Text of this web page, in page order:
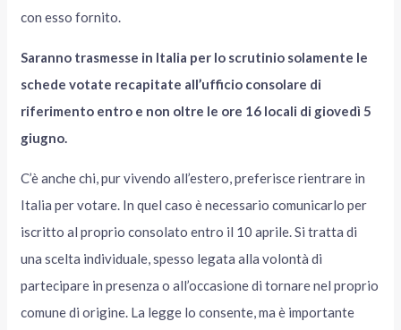
con esso fornito.
Saranno trasmesse in Italia per lo scrutinio solamente le
schede votate recapitate all’ufficio consolare di
riferimento entro e non oltre le ore 16 locali di giovedì 5
giugno.
C’è anche chi, pur vivendo all’estero, preferisce rientrare in
Italia per votare. In quel caso è necessario comunicarlo per
iscritto al proprio consolato entro il 10 aprile. Si tratta di
una scelta individuale, spesso legata alla volontà di
partecipare in presenza o all’occasione di tornare nel proprio
comune di origine. La legge lo consente, ma è importante